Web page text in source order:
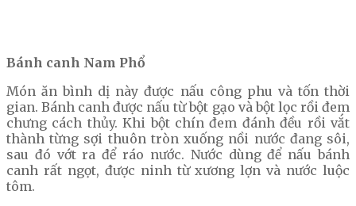
Bánh canh Nam Phổ
Món ăn bình dị này được nấu công phu và tốn thời
gian. Bánh canh được nấu từ bột gạo và bột lọc rồi đem
chưng cách thủy. Khi bột chín đem đánh đều rồi vắt
thành từng sợi thuôn tròn xuống nồi nước đang sôi,
sau đó vớt ra để ráo nước. Nước dùng để nấu bánh
canh rất ngọt, được ninh từ xương lợn và nước luộc
tôm.